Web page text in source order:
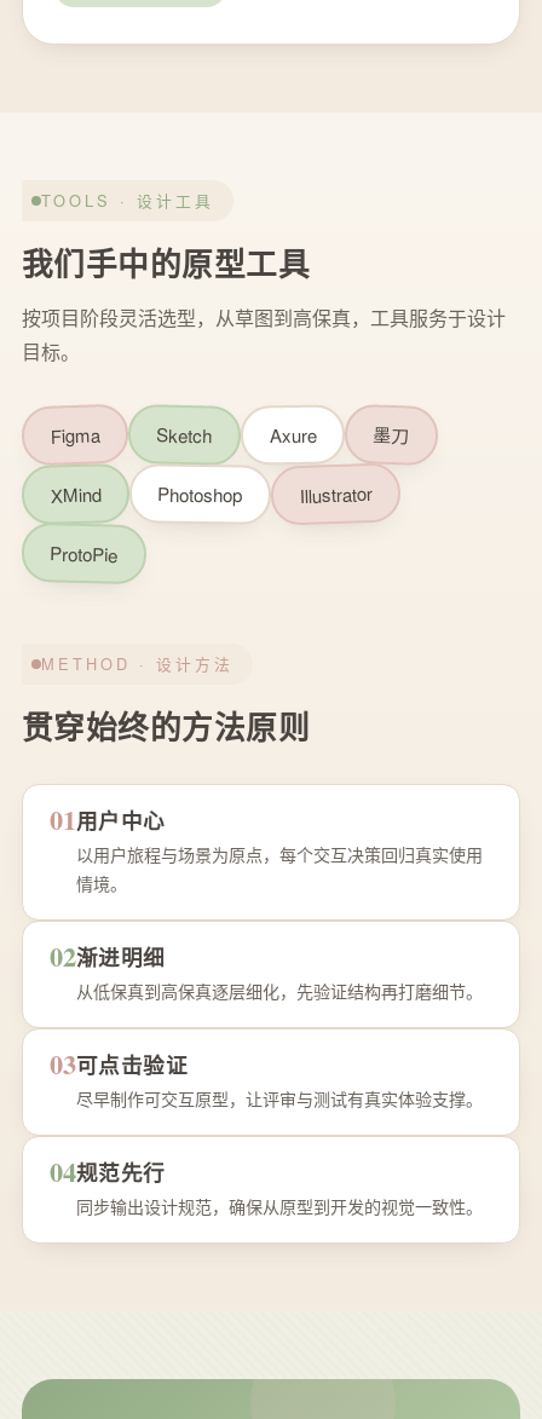
TOOLS · 设计工具
我们手中的原型工具
按项目阶段灵活选型，从草图到高保真，工具服务于设计
目标。
Figma Sketch Axure 墨刀
XMind Photoshop Illustrator
ProtoPie
METHOD · 设计方法
贯穿始终的方法原则
01用户中心
以用户旅程与场景为原点，每个交互决策回归真实使用
情境。
02渐进明细
从低保真到高保真逐层细化，先验证结构再打磨细节。
03可点击验证
尽早制作可交互原型，让评审与测试有真实体验支撑。
04规范先行
同步输出设计规范，确保从原型到开发的视觉一致性。